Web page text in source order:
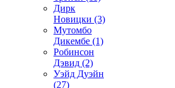
Дирк
Новицки (3)
Мутомбо
Дикембе (1)
Робинсон
Дэвид (2)
Уэйд Дуэйн
(27)